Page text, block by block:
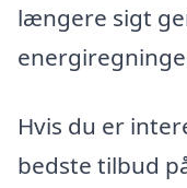
længere sigt
Hvis du er
bedste tilbud